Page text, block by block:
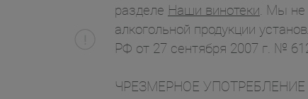
разделе Наши винотеки. Мы не
алкогольной продукции
РФ от 27 сентября 2007 г. №
ЧРЕЗМЕРНОЕ УПОТРЕБЛЕНИЕ